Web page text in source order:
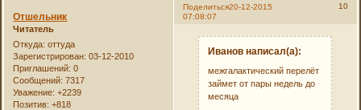
Поделиться 10
20-12-2015
07:08:07
Отшельник
Читатель
Откуда: оттуда
Зарегистрирован: 03-12-2010
Приглашений: 0
Сообщений: 7317
Уважение: +2239
Позитив: +818
Иванов написал(а):
межгалактический перелёт
займет от пары недель до
месяца